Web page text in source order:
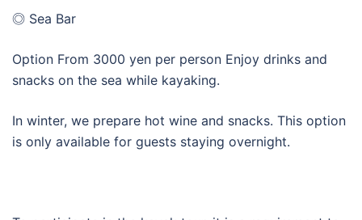
◎ Sea Bar
Option From 3000 yen per person Enjoy drinks and
snacks on the sea while kayaking.
In winter, we prepare hot wine and snacks. This option
is only available for guests staying overnight.